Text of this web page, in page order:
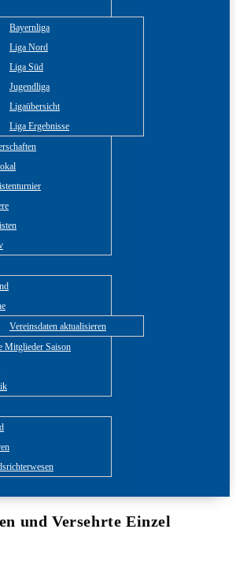
Bayernliga
Liga Nord
Liga Süd
Jugendliga
Ligaübersicht
Liga Ergebnisse
Vereinsdaten aktualisieren
Mitglieder Saison
und Versehrte Einzel